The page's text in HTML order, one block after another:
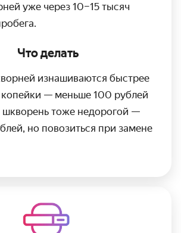
уже через 10–15 тысяч
Что делать
изнашиваются быстрее
копейки — меньше 100 рублей
шкворень тоже недорогой —
но повозиться при замене